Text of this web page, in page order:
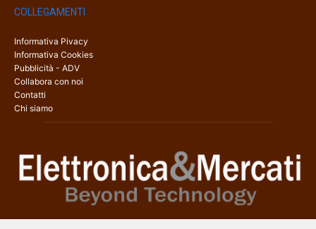
COLLEGAMENTI
Informativa Pivacy
Informativa Cookies
Pubblicità - ADV
Collabora con noi
Contatti
Chi siamo